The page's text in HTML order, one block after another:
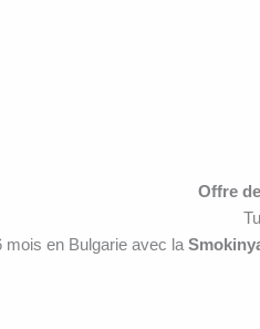
Offre
mois en Bulgarie avec la